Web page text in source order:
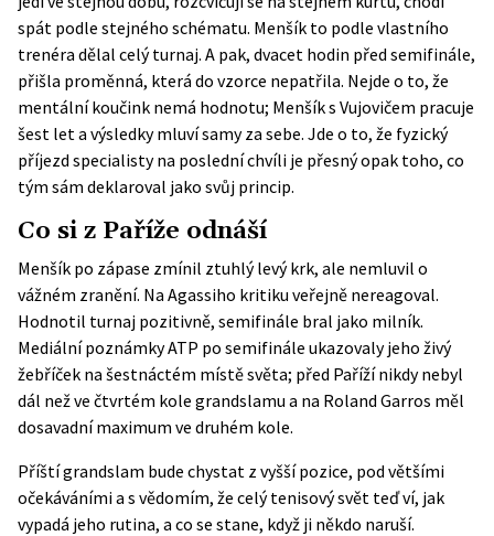
spát podle stejného schématu. Menšík to podle vlastního
trenéra dělal celý turnaj. A pak, dvacet hodin před semifinále,
přišla proměnná, která do vzorce nepatřila. Nejde o to, že
mentální koučink nemá hodnotu; Menšík s Vujovičem pracuje
šest let a výsledky mluví samy za sebe. Jde o to, že fyzický
příjezd specialisty na poslední chvíli je přesný opak toho, co
tým sám deklaroval jako svůj princip.
Co si z Paříže odnáší
Menšík po zápase zmínil ztuhlý levý krk, ale nemluvil o
vážném zranění. Na Agassiho kritiku veřejně nereagoval.
Hodnotil turnaj pozitivně, semifinále bral jako milník.
Mediální poznámky ATP po semifinále ukazovaly jeho živý
žebříček na šestnáctém místě světa; před Paříží nikdy nebyl
dál než ve čtvrtém kole grandslamu a na Roland Garros měl
dosavadní maximum ve druhém kole.
Příští grandslam bude chystat z vyšší pozice, pod většími
očekáváními a s vědomím, že celý tenisový svět teď ví, jak
vypadá jeho rutina, a co se stane, když ji někdo naruší.